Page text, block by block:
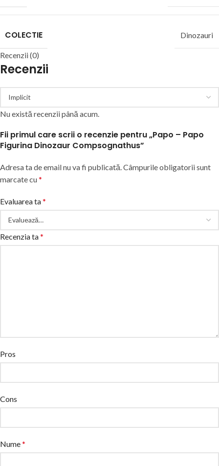
COLECTIE Dinozauri
Recenzii (0)
Recenzii
Nu există recenzii până acum.
Fii primul care scrii o recenzie pentru „Papo – Papo
Figurina Dinozaur Compsognathus”
Adresa ta de email nu va fi publicată. Câmpurile obligatorii sunt
marcate cu*
Evaluarea ta*
Recenzia ta*
Pros
Cons
Nume*